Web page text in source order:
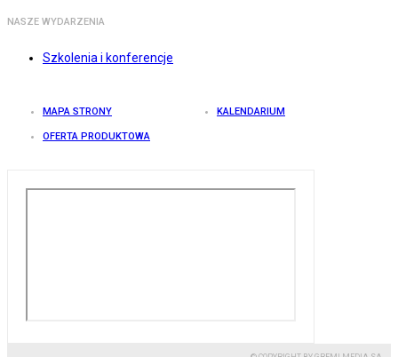
NASZE WYDARZENIA
Szkolenia i konferencje
MAPA STRONY KALENDARIUM
OFERTA PRODUKTOWA